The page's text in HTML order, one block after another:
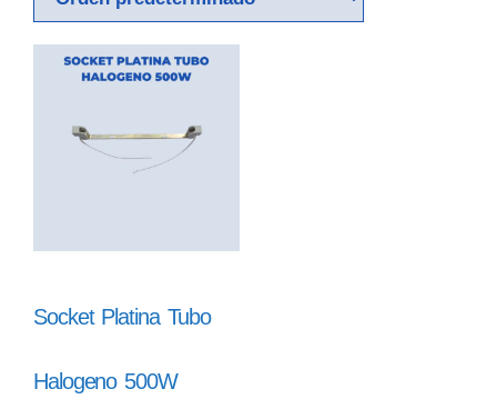
Socket Platina Tubo
Halogeno 500W